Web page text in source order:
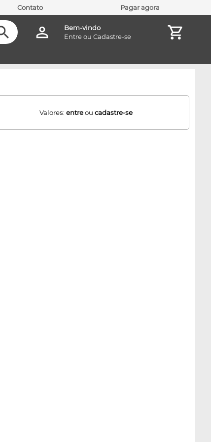
Contato Pagar agora
Bem-vindo
Entreou Cadastre-se
Valores:entreoucadastre-se